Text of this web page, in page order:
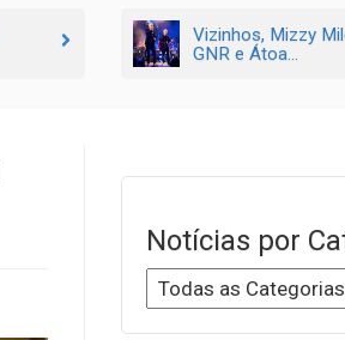
Vizinhos, Mizzy
GNR e Átoa...
Notícias por